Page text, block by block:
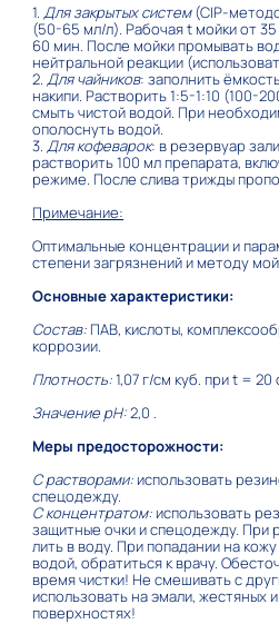
1. Для закрытых систем(CIP-
(50-65 мл/л). Рабочая t мойки от
60 мин. После мойки промывать
нейтральной реакции
2.Для чайников: заполнить
накипи. Растворить 1:5-1:10 (100-
смыть чистой водой. При
ополоснуть водой.
3.Для кофеварок: в резервуар
растворить 100 мл препарата,
режиме. После слива трижды
Примечание:
Оптимальные концентрации и
степени загрязнений и методу
Основные характеристики:
Состав: ПАВ, кислоты,
коррозии.
Плотность:1,07 г/см куб. при t = 20
Значение pH:2,0 .
Меры предосторожности:
С растворами: использовать
спецодежду.
С концентратом: использовать
защитные очки и спецодежду. При
лить в воду. При попадании на
водой, обратиться к врачу.
время чистки! Не смешивать с
использовать на эмали, жестяных
поверхностях!